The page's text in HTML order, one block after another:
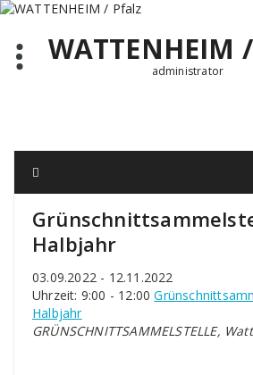
Zum
springenWATTENHEIM
administrator
Halbjahr
03.09.2022 - 12.11.2022
Uhrzeit: 9:00 - 12:00
Halbjahr
GRÜNSCHNITTSAMMELSTELLE,